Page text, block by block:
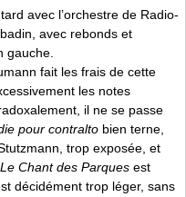
avec l’orchestre de Radio-
avec rebonds et
gauche.
fait les frais de cette
les notes
il ne se passe
pour contralto bien terne,
trop exposée, et
Le Chant des Parques est
décidément trop léger, sans